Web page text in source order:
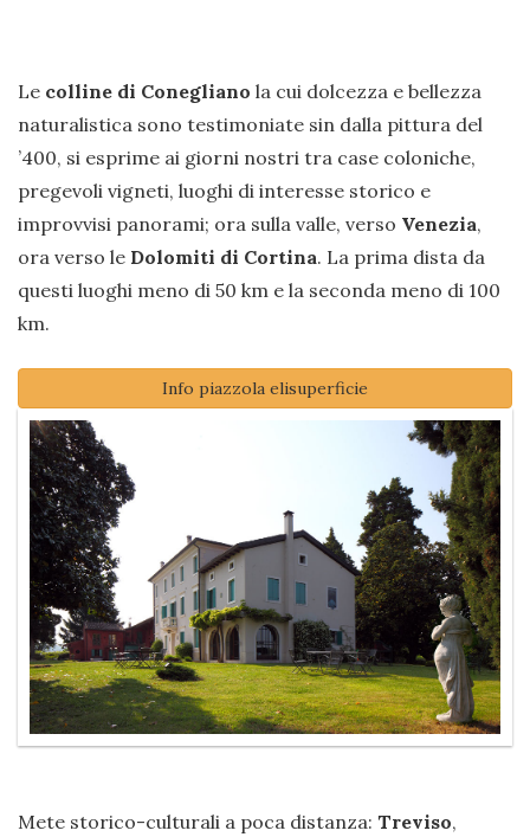
Le colline di Conegliano la cui dolcezza e bellezza
naturalistica sono testimoniate sin dalla pittura del
’400, si esprime ai giorni nostri tra case coloniche,
pregevoli vigneti, luoghi di interesse storico e
improvvisi panorami; ora sulla valle, verso Venezia,
ora verso le Dolomiti di Cortina. La prima dista da
questi luoghi meno di 50 km e la seconda meno di 100
km.
Info piazzola elisuperficie
Mete storico-culturali a poca distanza: Treviso,